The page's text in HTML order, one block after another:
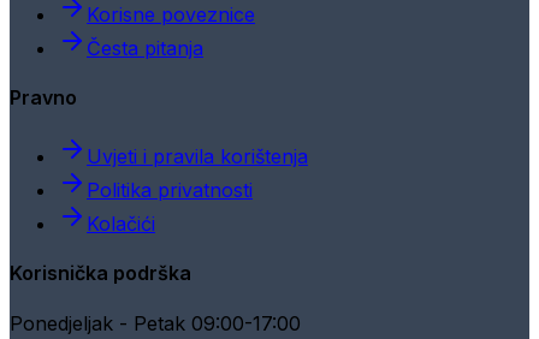
Korisne poveznice
Česta pitanja
Pravno
Uvjeti i pravila korištenja
Politika privatnosti
Kolačići
Korisnička podrška
Ponedjeljak - Petak 09:00-17:00